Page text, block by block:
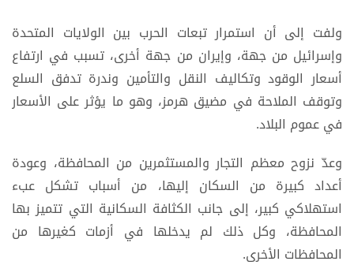
ولفت إلى أن استمرار تبعات الحرب بين الولايات المتحدة
وإسرائيل من جهة، وإيران من جهة أخرى، تسبب في ارتفاع
أسعار الوقود وتكاليف النقل والتأمين وندرة تدفق السلع
وتوقف الملاحة في مضيق هرمز، وهو ما يؤثر على الأسعار
في عموم البلاد.
وعدّ نزوح معظم التجار والمستثمرين من المحافظة، وعودة
أعداد كبيرة من السكان إليها، من أسباب تشكل عبء
استهلاكي كبير، إلى جانب الكثافة السكانية التي تتميز بها
المحافظة، وكل ذلك لم يدخلها في أزمات كغيرها من
المحافظات الأخرى.